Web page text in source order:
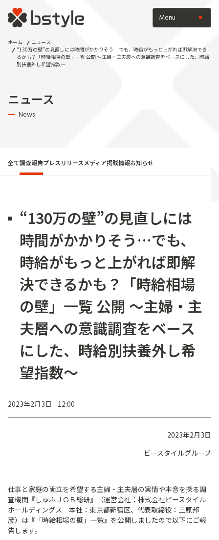
Menu
ホーム
ニュース
“130万の壁”の見直しには時間がかかりそう…でも、時給がもっと上がれば即解決でき
るかも？「時給相場の壁」一覧 公開 ～主婦・主夫層への意識調査をベースにした、時給
別扶養外し希望指数～
ニュース
News
全て調査報告プレスリリース メディア掲載情報お知らせ
“130万の壁”の見直しには
時間がかかりそう…でも、
時給がもっと上がれば即解
決できるかも？「時給相場
の壁」一覧 公開 ～主婦・主
夫層への意識調査をベース
にした、時給別扶養外し希
望指数～
2023年2月3日 12:00
2023年2月3日
ビースタイルグループ
仕事と家庭の両立を希望する主婦・主夫層の実情や本音を探る調
査機関『しゅふＪＯＢ総研』（運営会社：株式会社ビースタイル
ホールディングス 本社：東京都新宿区、代表取締役：三原邦
彦）は『「時給相場の壁」一覧』を公開しましたので以下にご報
告します。